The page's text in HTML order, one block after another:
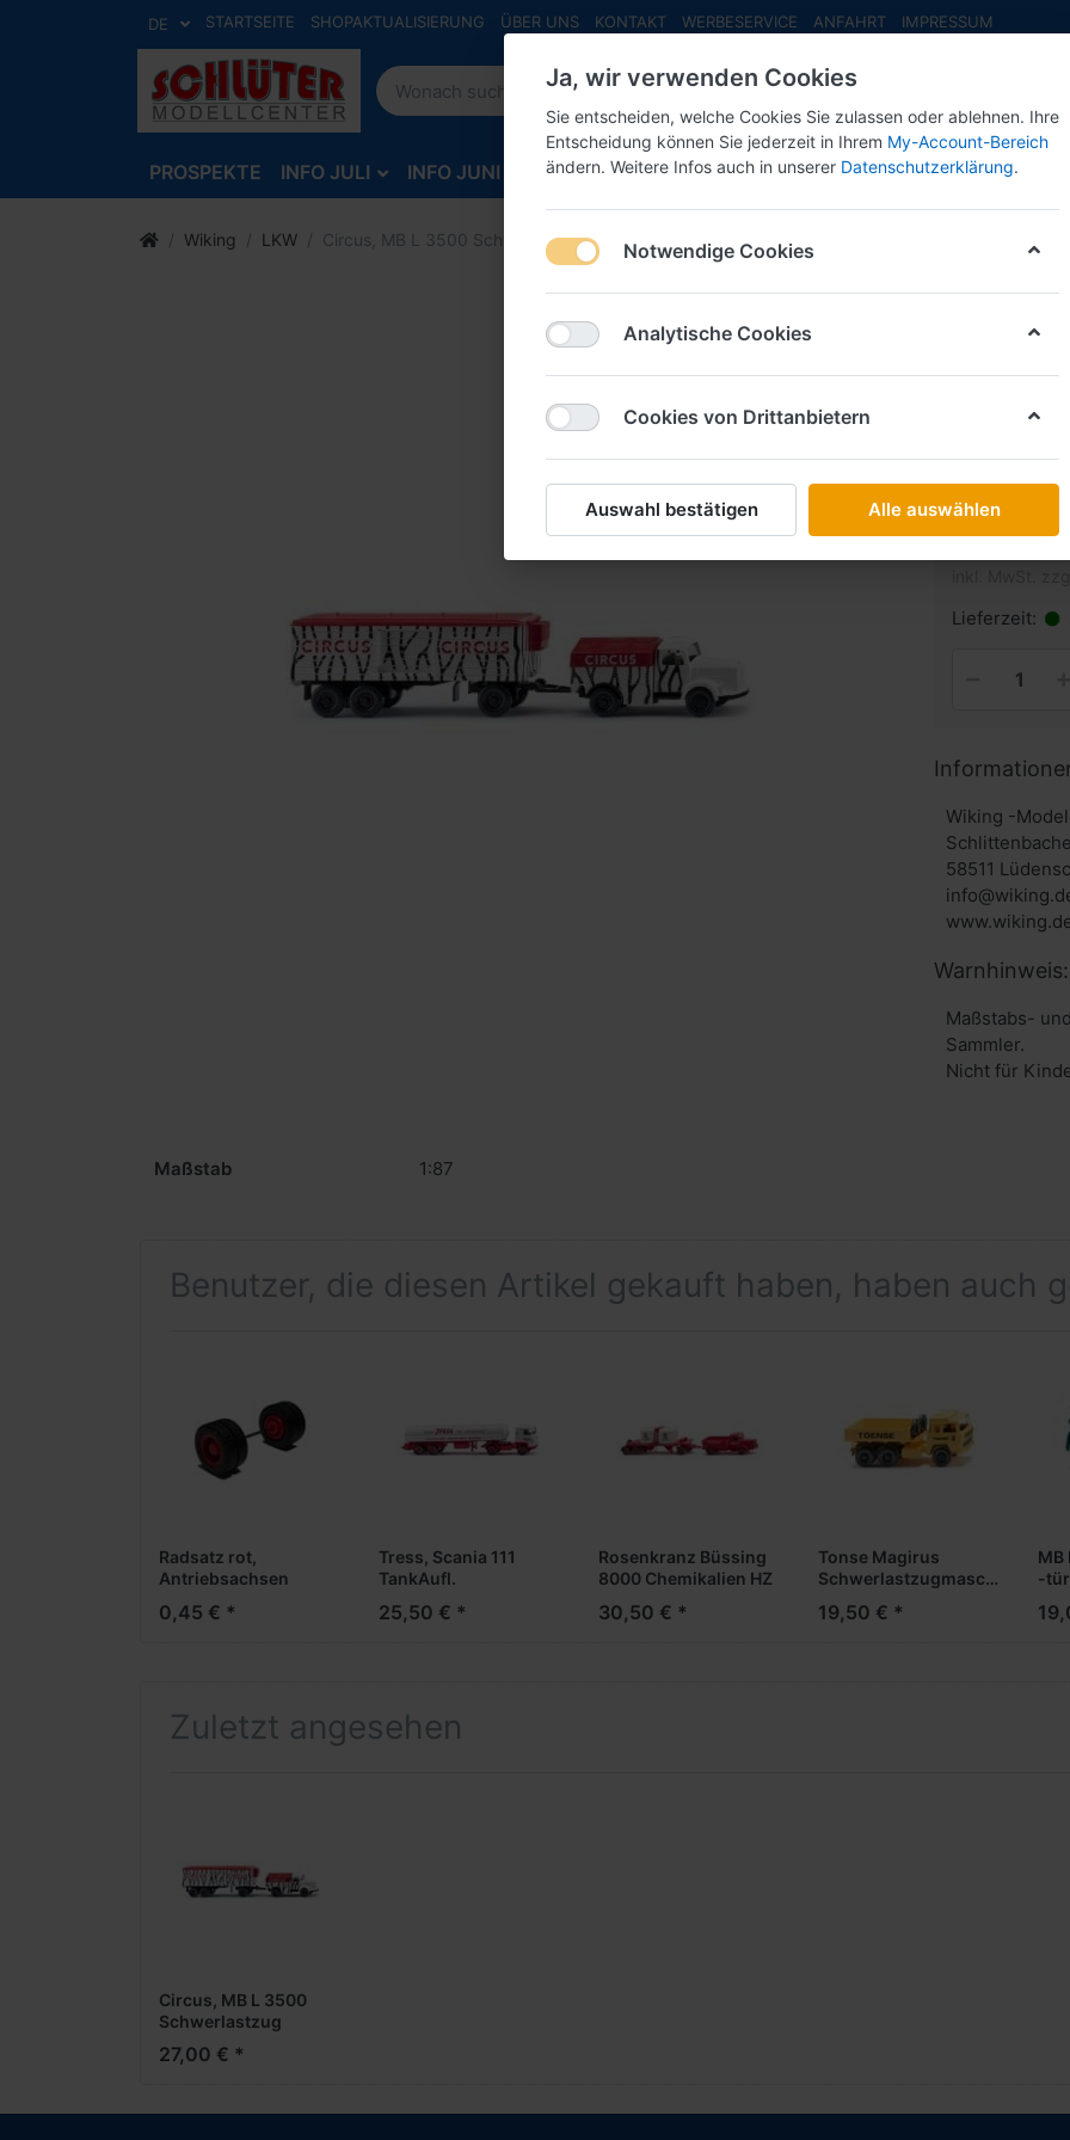
DE STARTSEITE SHOPAKTUALISIERUNG ÜBER UNS KONTAKT WERBESERVICE ANFAHRT IMPRESSUM
PROSPEKTE INFO JULI INFO JUNI INFO MAI NEU EINGETROFFEN NEUHEITEN
Wiking LKW Circus, MB L 3500 Schwerlastzug
Wiking
Circus,
27,00 €
Lieferzeit:
Wiking -
58511
Warnhinweis:
Maßstabs-
Sammler.
Nicht für
Maßstab 1:87
Benutzer, die diesen Artikel gekauft haben, haben auch
Radsatz rot,
Antriebsachsen
0,45 € *
Tress, Scania 111
TankAufl.
25,50 € *
Rosenkranz Büssing
8000 Chemikalien HZ
30,50 € *
Tonse Magirus
Schwerlastzugmaschine
19,50 € *
MB
-
Zuletzt angesehen
Circus, MB L 3500
Schwerlastzug
27,00 € *
Ja, wir verwenden Cookies
Sie entscheiden, welche Cookies Sie zulassen oder ablehnen. Ihre
Entscheidung können Sie jederzeit in Ihrem My-Account-Bereich
ändern. Weitere Infos auch in unserer Datenschutzerklärung.
Notwendige Cookies
Analytische Cookies
Cookies von Drittanbietern
Auswahl bestätigen Alle auswählen